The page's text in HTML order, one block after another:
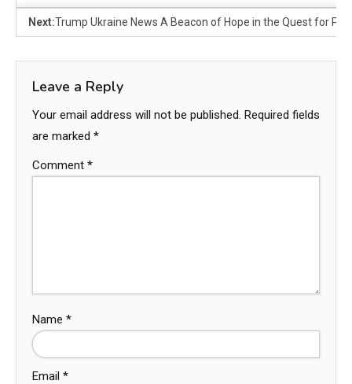
Next:Trump Ukraine News A Beacon of Hope in the Quest for
Leave a Reply
Your email address will not be published. Required fields
are marked *
Comment *
Name *
Email *